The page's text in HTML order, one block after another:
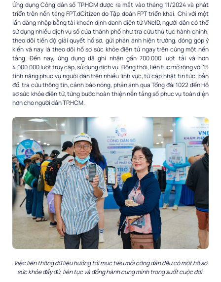
Ứng dụng Công dân số TP.HCM được ra mắt vào tháng 11/2024 và phát
triển trên nền tảng FPT.dCitizen do Tập đoàn FPT triển khai. Chỉ với một
lần đăng nhập bằng tài khoản định danh điện tử VNeID, người dân có thể
sử dụng nhiều dịch vụ số của thành phố như tra cứu thủ tục hành chính,
theo dõi tiến độ giải quyết hồ sơ, gửi phản ánh hiện trường, đóng góp ý
kiến và nay là theo dõi hồ sơ sức khỏe điện tử ngay trên cùng một nền
tảng. Đến nay, ứng dụng đã ghi nhận gần 700.000 lượt tải và hơn
4.000.000 lượt truy cập, sử dụng dịch vụ. Đồng thời, liên tục mở rộng với 15
tính năng phục vụ người dân trên nhiều lĩnh vực, từ cập nhật tin tức, bản
đồ, tra cứu thông tin, cảnh báo nóng, phản ánh qua Tổng đài 1022 đến Hồ
sơ sức khỏe điện tử, từng bước hoàn thiện nền tảng số phục vụ toàn diện
hơn cho người dân TP.HCM.
Việc liên thông dữ liệu hướng tới mục tiêu mỗi công dân đều có một hồ sơ
sức khỏe đầy đủ, liên tục và đồng hành cùng mình trong suốt cuộc đời.